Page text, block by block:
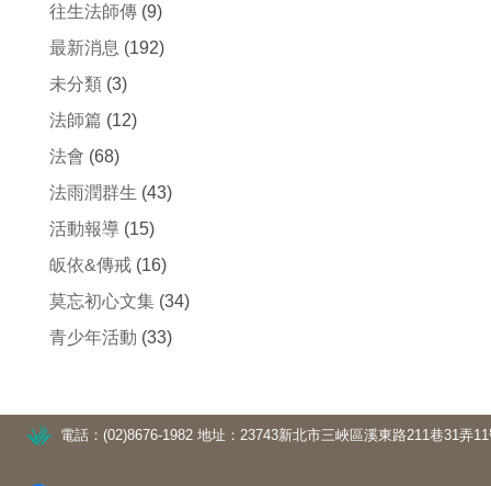
往生法師傳(9)
最新消息 (192)
未分類(3)
法師篇 (12)
法會 (68)
法雨潤群生 (43)
活動報導(15)
皈依&傳戒(16)
莫忘初心文集(34)
青少年活動 (33)
電話：(02)8676-1982 地址：23743新北市三峽區溪東路211巷31弄